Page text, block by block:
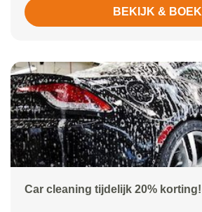
BEKIJK & BOEK
Car cleaning tijdelijk 20% korting!